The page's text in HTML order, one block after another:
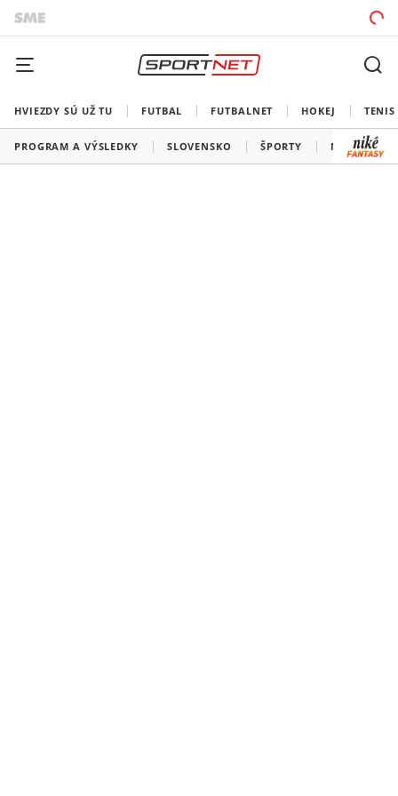
HVIEZDY SÚ UŽ TU FUTBAL FUTBALNET HOKEJ TENIS
PROGRAM A VÝSLEDKY SLOVENSKO ŠPORTY